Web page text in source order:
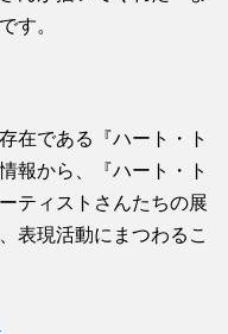
す。
在である『ハート・ト
報から、『ハート・ト
ティストさんたちの展
表現活動にまつわるこ